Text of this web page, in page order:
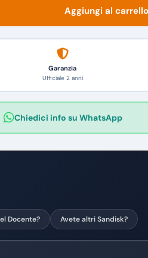
Aggiungi al carrello
Garanzia
Ufficiale 2 anni
Chiedici info su WhatsApp
Docente? Avete altri Sandisk?